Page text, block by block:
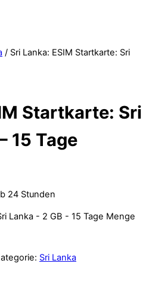
/ Sri Lanka: ESIM Startkarte: Sri
Startkarte: Sri
15 Tage
24 Stunden
Lanka - 2 GB - 15 Tage Menge
Sri Lanka